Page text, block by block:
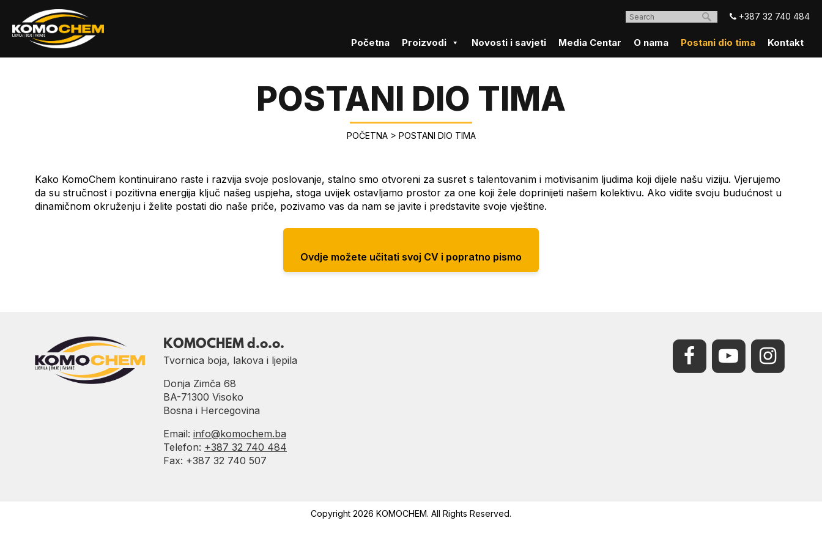
+387 32 740 484
Početna Proizvodi Novosti i savjeti Media Centar O nama Postani dio tima Kontakt
POSTANI DIO TIMA
POČETNA> POSTANI DIO TIMA
Kako KomoChem kontinuirano raste i razvija svoje poslovanje, stalno smo otvoreni za susret s talentovanim i motivisanim ljudima koji dijele našu viziju. Vjerujemo
da su stručnost i pozitivna energija ključ našeg uspjeha, stoga uvijek ostavljamo prostor za one koji žele doprinijeti našem kolektivu. Ako vidite svoju budućnost u
dinamičnom okruženju i želite postati dio naše priče, pozivamo vas da nam se javite i predstavite svoje vještine.
Ovdje možete učitati svoj CV i popratno pismo
KOMOCHEM d.o.o.
Tvornica boja, lakova i ljepila
Donja Zimča 68
BA-71300 Visoko
Bosna i Hercegovina
Email: info@komochem.ba
Telefon: +387 32 740 484
Fax: +387 32 740 507
Copyright 2026 KOMOCHEM. All Rights Reserved.